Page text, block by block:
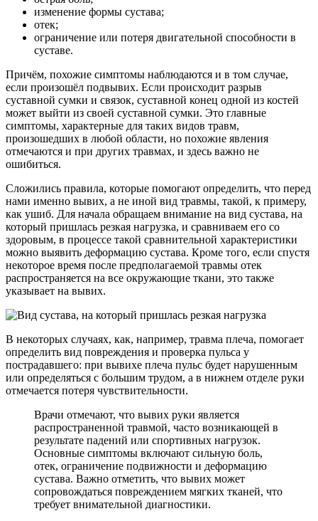
изменение формы сустава;
отек;
ограничение или потеря двигательной способности в
суставе.
Причём, похожие симптомы наблюдаются и в том случае,
если произошёл подвывих. Если происходит разрыв
суставной сумки и связок, суставной конец одной из костей
может выйти из своей суставной сумки. Это главные
симптомы, характерные для таких видов травм,
произошедших в любой области, но похожие явления
отмечаются и при других травмах, и здесь важно не
ошибиться.
Сложились правила, которые помогают определить, что перед
нами именно вывих, а не иной вид травмы, такой, к примеру,
как ушиб. Для начала обращаем внимание на вид сустава, на
который пришлась резкая нагрузка, и сравниваем его со
здоровым, в процессе такой сравнительной характеристики
можно выявить деформацию сустава. Кроме того, если спустя
некоторое время после предполагаемой травмы отек
распространяется на все окружающие ткани, это также
указывает на вывих.
В некоторых случаях, как, например, травма плеча, помогает
определить вид повреждения и проверка пульса у
пострадавшего: при вывихе плеча пульс будет нарушенным
или определяться с большим трудом, а в нижнем отделе руки
отмечается потеря чувствительности.
Врачи отмечают, что вывих руки является
распространенной травмой, часто возникающей в
результате падений или спортивных нагрузок.
Основные симптомы включают сильную боль,
отек, ограничение подвижности и деформацию
сустава. Важно отметить, что вывих может
сопровождаться повреждением мягких тканей, что
требует внимательной диагностики.